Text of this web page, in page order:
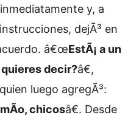
y, a
dejÃ³ en
â€œEstÃ¡ a un
decir?â€,
luego agregÃ³:
chicosâ€. Desde